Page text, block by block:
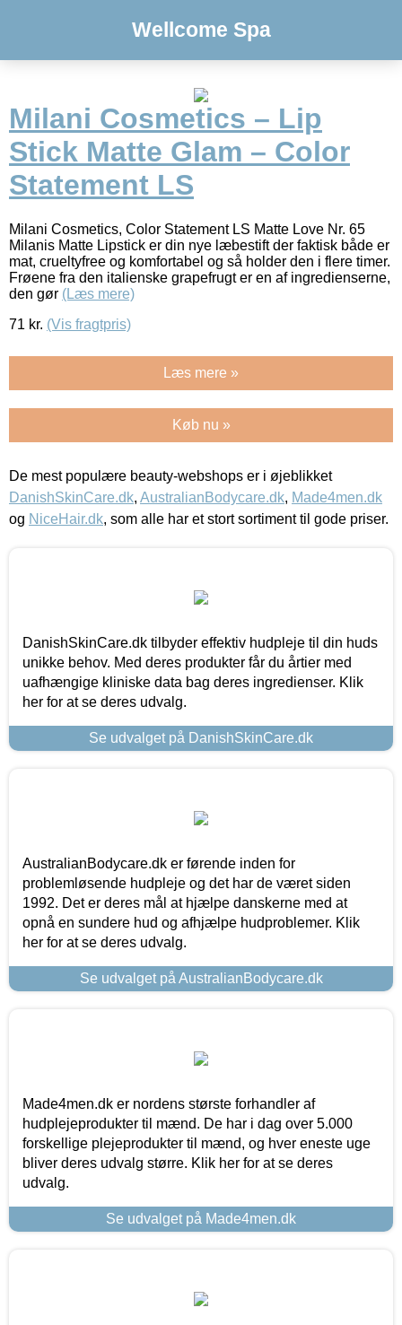
Wellcome Spa
Milani Cosmetics – Lip
Stick Matte Glam – Color
Statement LS
Milani Cosmetics, Color Statement LS Matte Love Nr. 65
Milanis Matte Lipstick er din nye læbestift der faktisk både er
mat, crueltyfree og komfortabel og så holder den i flere timer.
Frøene fra den italienske grapefrugt er en af ingredienserne,
den gør (Læs mere)
71 kr. (Vis fragtpris)
Læs mere »
Køb nu »
De mest populære beauty-webshops er i øjeblikket
DanishSkinCare.dk, AustralianBodycare.dk, Made4men.dk
og NiceHair.dk, som alle har et stort sortiment til gode priser.
DanishSkinCare.dk tilbyder effektiv hudpleje til din huds
unikke behov. Med deres produkter får du årtier med
uafhængige kliniske data bag deres ingredienser. Klik
her for at se deres udvalg.
Se udvalget på DanishSkinCare.dk
AustralianBodycare.dk er førende inden for
problemløsende hudpleje og det har de været siden
1992. Det er deres mål at hjælpe danskerne med at
opnå en sundere hud og afhjælpe hudproblemer. Klik
her for at se deres udvalg.
Se udvalget på AustralianBodycare.dk
Made4men.dk er nordens største forhandler af
hudplejeprodukter til mænd. De har i dag over 5.000
forskellige plejeprodukter til mænd, og hver eneste uge
bliver deres udvalg større. Klik her for at se deres
udvalg.
Se udvalget på Made4men.dk